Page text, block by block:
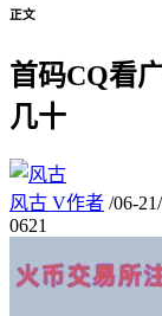
正文
首码CQ看
几十
风古 V作者 /06-21/
0621